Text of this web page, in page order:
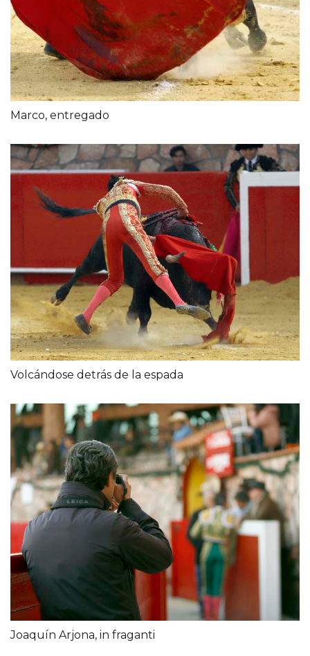
Marco, entregado
Volcándose detrás de la espada
Joaquín Arjona, in fraganti